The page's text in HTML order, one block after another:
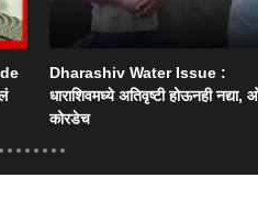
Dharashiv Water Issue :
धाराशिवमध्ये अतिवृष्टी होऊनही नद्या,
कोरडेच